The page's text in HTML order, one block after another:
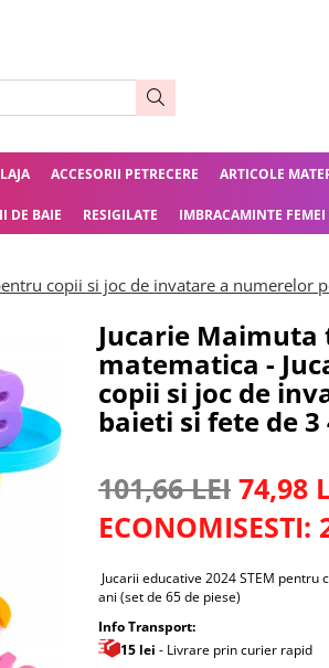
ACCESORII PETRECERE ARTICOLE
DE BAIE RESIGILATE IMBRACAMINTE FEMEI
copii si joc de invatare a numerelor
Jucarie
matematica -
copii si joc de
baieti si fete de 3
101,66 LEI 74,98
ECONOMISESTI:
Jucarii educative 2024 STEM
ani (set de 65 de piese)
Info Transport:
15 lei - Livrare prin curier rapid